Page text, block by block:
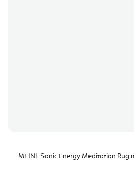
MEINL Sonic Energy Meditation Rug